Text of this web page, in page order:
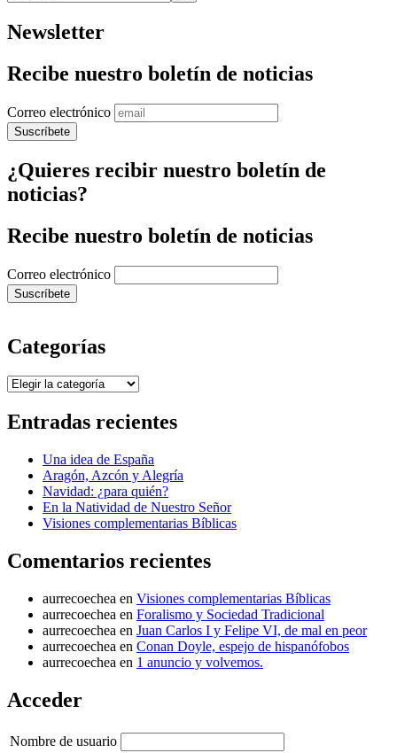
Newsletter
Recibe nuestro boletín de noticias
Correo electrónico
¿Quieres recibir nuestro boletín de
noticias?
Recibe nuestro boletín de noticias
Correo electrónico
Categorías
Categorías
Entradas recientes
Una idea de España
Aragón, Azcón y Alegría
Navidad: ¿para quién?
En la Natividad de Nuestro Señor
Visiones complementarias Bíblicas
Comentarios recientes
aurrecoechea en Visiones complementarias Bíblicas
aurrecoechea en Foralismo y Sociedad Tradicional
aurrecoechea en Juan Carlos I y Felipe VI, de mal en peor
aurrecoechea en Conan Doyle, espejo de hispanófobos
aurrecoechea en 1 anuncio y volvemos.
Acceder
Nombre de usuario